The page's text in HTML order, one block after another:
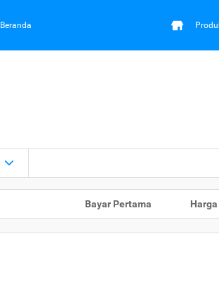
Beranda
Bayar Pertama Harga